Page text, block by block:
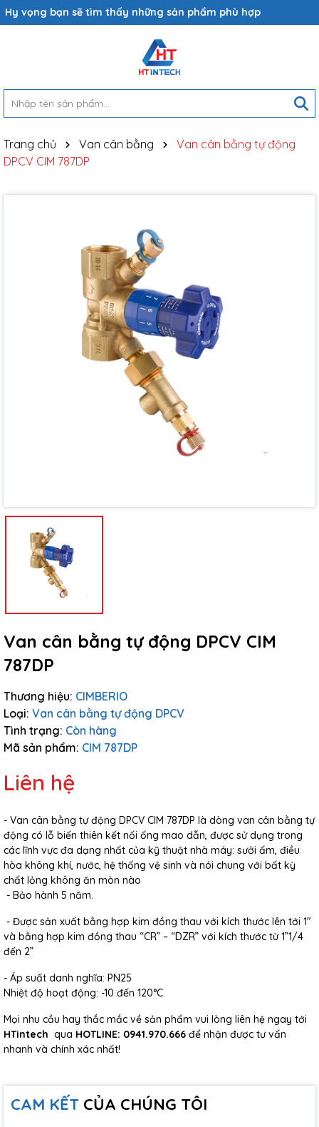
Hy vọng bạn sẽ tìm thấy những sản phẩm phù hợp
Trang chủ Van cân bằng
Van cân bằng tự động
DPCV CIM 787DP
Van cân bằng tự động DPCV CIM
787DP
Thương hiệu: CIMBERIO
Loại: Van cân bằng tự động DPCV
Tình trạng: Còn hàng
Mã sản phẩm: CIM 787DP
Liên hệ
- Van cân bằng tự động DPCV CIM 787DP là dòng van cân bằng tự
động có lỗ biến thiên kết nối ống mao dẫn, được sử dụng trong
các lĩnh vực đa dạng nhất của kỹ thuật nhà máy: sưởi ấm, điều
hòa không khí, nước, hệ thống vệ sinh và nói chung với bất kỳ
chất lỏng không ăn mòn nào
- Bảo hành 5 năm.
- Được sản xuất bằng hợp kim đồng thau với kích thước lên tới 1"
và bằng hợp kim đồng thau “CR” – “DZR” với kích thước từ 1”1/4
đến 2”
- Áp suất danh nghĩa: PN25
Nhiệt độ hoạt động: -10 đến 120°C
Mọi nhu cầu hay thắc mắc về sản phẩm vui lòng liên hệ ngay tới
HTintech qua HOTLINE: 0941.970.666 để nhận được tư vấn
nhanh và chính xác nhất!
CAM KẾT CỦA CHÚNG TÔI
Ngày hết hạn:
Điều kiện: